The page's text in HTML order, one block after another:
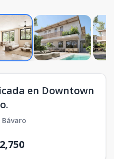
en Downtown
Bávaro